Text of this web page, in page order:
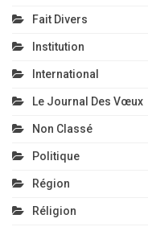
Fait Divers
Institution
International
Le Journal Des Vœux
Non Classé
Politique
Région
Réligion